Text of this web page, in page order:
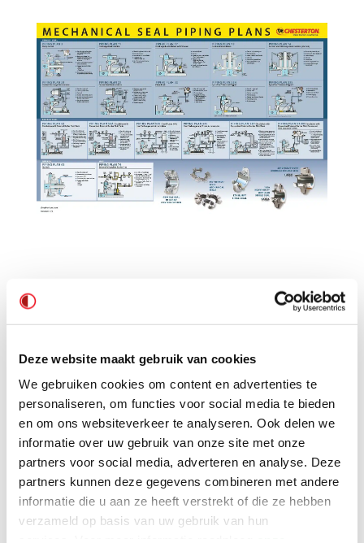
Deze website maakt gebruik van cookies
We gebruiken cookies om content en advertenties te
personaliseren, om functies voor social media te bieden
en om ons websiteverkeer te analyseren. Ook delen we
informatie over uw gebruik van onze site met onze
partners voor social media, adverteren en analyse. Deze
partners kunnen deze gegevens combineren met andere
informatie die u aan ze heeft verstrekt of die ze hebben
verzameld op basis van uw gebruik van hun
Neem gerust contact met
ons op…
Vragen over onze producten of
diensten?
Onze specialisten staan u graag te
woord.
Stuur ons een bericht